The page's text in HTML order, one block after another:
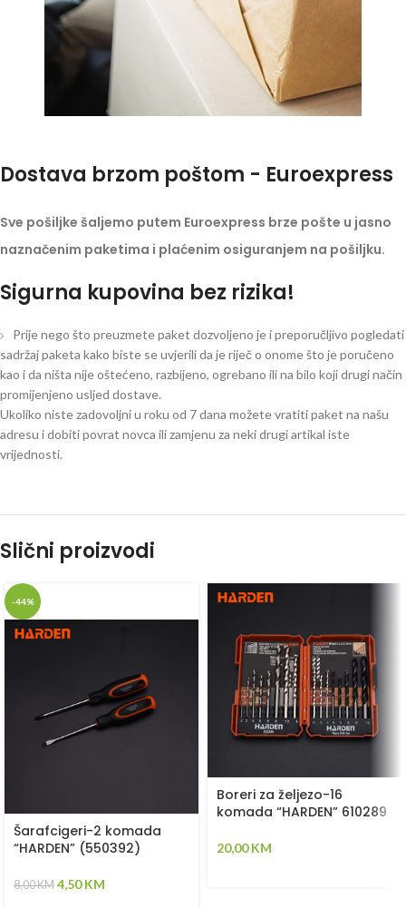
Dostava brzom poštom - Euroexpress
Sve pošiljke šaljemo putem Euroexpress brze pošte u jasno
naznačenim paketima i plaćenim osiguranjem na pošiljku.
Sigurna kupovina bez rizika!
Prije nego što preuzmete paket dozvoljeno je i preporučljivo pogledati
sadržaj paketa kako biste se uvjerili da je riječ o onome što je poručeno
kao i da ništa nije oštećeno, razbijeno, ogrebano ili na bilo koji drugi način
promijenjeno usljed dostave.
Ukoliko niste zadovoljni u roku od 7 dana možete vratiti paket na našu
adresu i dobiti povrat novca ili zamjenu za neki drugi artikal iste
vrijednosti.
Slični proizvodi
-44%
Šarafcigeri-2 komada
“HARDEN” (550392)
8,00KM 4,50KM
Boreri za željezo-16
komada “HARDEN” 610289
20,00KM